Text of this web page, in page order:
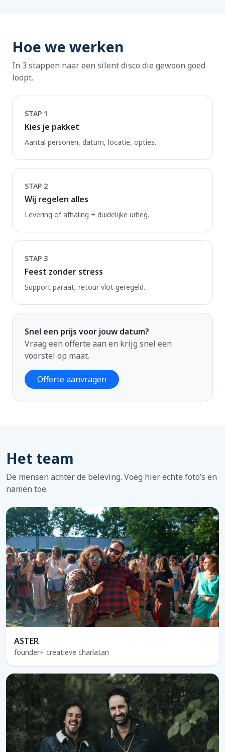
Hoe we werken
In 3 stappen naar een silent disco die gewoon goed
loopt.
STAP 1
Kies je pakket
Aantal personen, datum, locatie, opties.
STAP 2
Wij regelen alles
Levering of afhaling + duidelijke uitleg.
STAP 3
Feest zonder stress
Support paraat, retour vlot geregeld.
Snel een prijs voor jouw datum?
Vraag een offerte aan en krijg snel een
voorstel op maat.
Offerte aanvragen
Het team
De mensen achter de beleving. Voeg hier echte foto’s en
namen toe.
ASTER
founder+ creatieve charlatan